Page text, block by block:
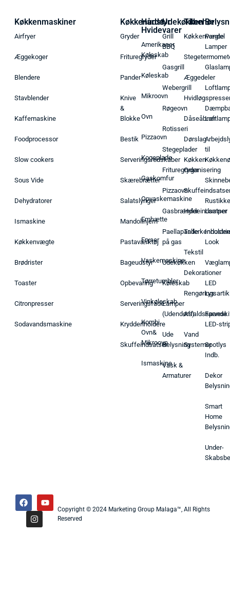
Køkkenmaskiner
Airfryer
Æggekoger
Blendere
Stavblender
Kaffemaskine
Foodprocessor
Slow cookers
Sous Vide
Dehydratorer
Ismaskine
Køkkenvægte
Brødrister
Toaster
Citronpresser
Sodavandsmaskine
Køkkenudstyr
Gryder
Frituregryder
Pander
Knive
&
Blokke
Bestik
Serveringsredskaber
Skærebrætter
Salatslynger
Mandolinjern
Pastaværktøj
Bageudstyr
Opbevaring
Serveringsfade
Krydderiholdere
Skuffeindsatser
Hårde
Hvidevarer
Amerikaner
Køleskab
Køleskab
Mikroovn
Ovn
Pizzaovn
Kogeplade
Gaskomfur
Opvaskemaskine
Emhætte
Fryser
Vaskemaskine
Tørretumbler
Vinkøleskab
Kombi
Ovn&
Mikroovn
Ismaskine
Udekøkken
Grill
BBQ
Gasgrill
Webergrill
Røgeovn
Rotisseri
Stegeplader
Frituregryder
Pizzaovn
Gasbrænder
Paellapande
på gas
Udekøkken
Køleskab
Lamper
(Udendørs)
Ude
Belysning
Vask &
Armaturer
Tilbehør
Køkkenvægte
Æggedeler
Dåseåbner
Dørslag
Køkken
Organisering
Hyldeindsatser
Tekstil
Dekorationer
Affaldsspande
Vand
Systemer
Pendel
Lamper
til
Rustikke
Lamper
Look
LED
Lys
LED-
Spotlys
Indb.
Dekor
Smart
Home
Under-
Copyright © 2024 Marketing Group Malaga™, All Rights
Reserved